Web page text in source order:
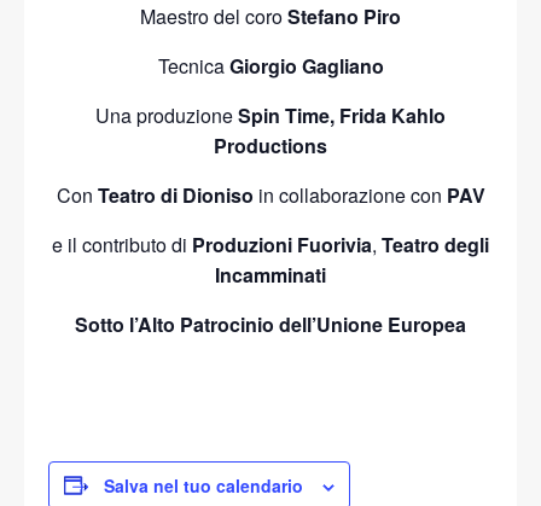
Maestro del coroStefano Piro
TecnicaGiorgio Gagliano
Una produzioneSpin Time, Frida Kahlo
Productions
Con Teatro di Dioniso in collaborazione con PAV
e il contributo di Produzioni Fuorivia, Teatro degli
Incamminati
Sotto l’Alto Patrocinio dell’Unione Europea
Salva nel tuo calendario